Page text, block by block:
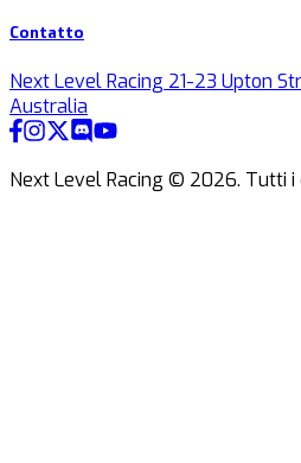
Contatto
Next Level Racing 21-23 Upton
Australia
Next Level Racing © 2026. Tutti i